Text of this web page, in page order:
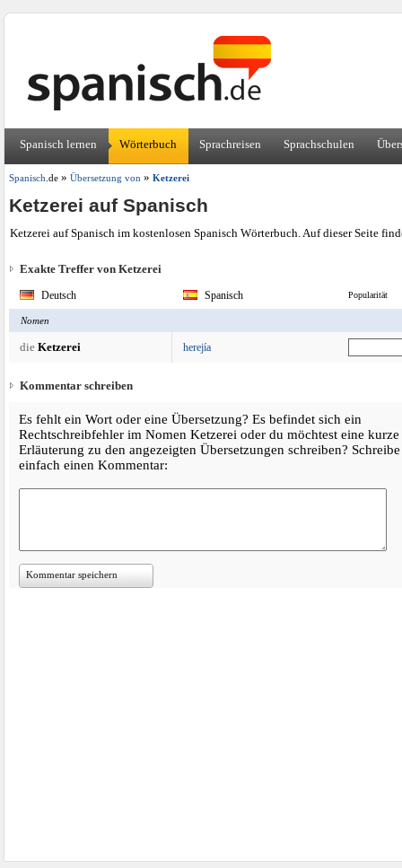
Spanisch lernen Wörterbuch Sprachreisen Sprachschulen
Spanisch .de» Übersetzung von» Ketzerei
Ketzerei auf Spanisch
Ketzerei auf Spanisch im kostenlosen Spanisch Wörterbuch. Auf dieser Seite
Exakte Treffer von Ketzerei
Deutsch Spanisch Popularität
Nomen
die Ketzerei herejía
Kommentar schreiben
Es fehlt ein Wort oder eine Übersetzung? Es befindet sich ein
Rechtschreibfehler im Nomen Ketzerei oder du möchtest eine kurze
Erläuterung zu den angezeigten Übersetzungen schreiben? Schreibe
einfach einen Kommentar:
Kommentar speichern